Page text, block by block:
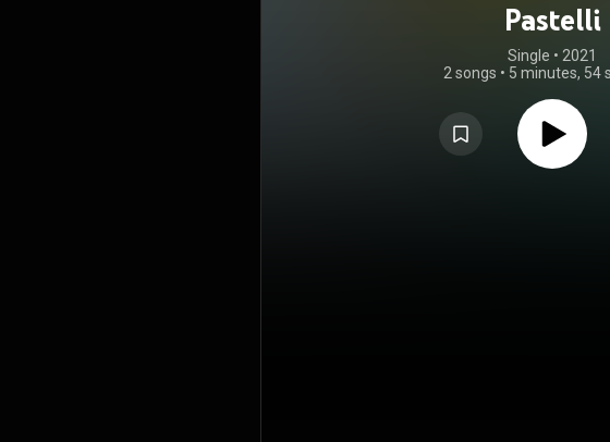
Pastelli
Single • 2021
2 songs • 5 minutes, 54